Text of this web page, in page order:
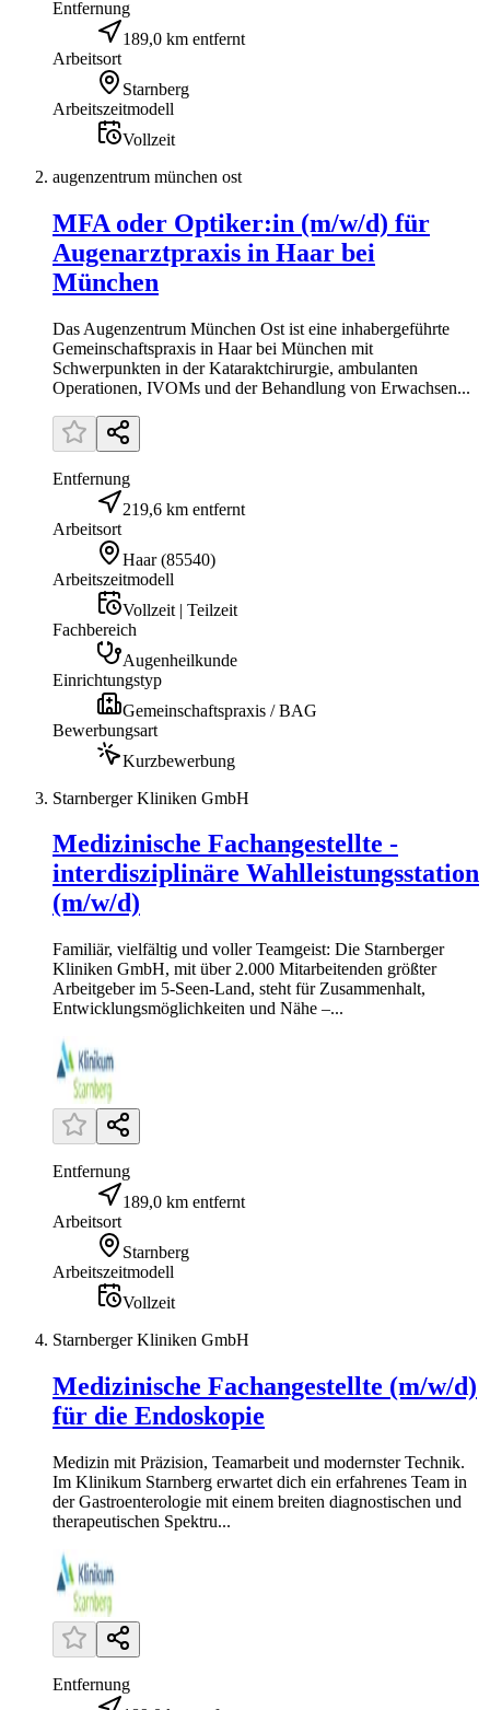
Entfernung
189,0 km entfernt
Arbeitsort
Starnberg
Arbeitszeitmodell
Vollzeit
augenzentrum münchen ost
MFA oder Optiker:in (m/w/d) für
Augenarztpraxis in Haar bei
München
Das Augenzentrum München Ost ist eine inhabergeführte
Gemeinschaftspraxis in Haar bei München mit
Schwerpunkten in der Kataraktchirurgie, ambulanten
Operationen, IVOMs und der Behandlung von Erwachsen...
Entfernung
219,6 km entfernt
Arbeitsort
Haar (85540)
Arbeitszeitmodell
Vollzeit | Teilzeit
Fachbereich
Augenheilkunde
Einrichtungstyp
Gemeinschaftspraxis / BAG
Bewerbungsart
Kurzbewerbung
Starnberger Kliniken GmbH
Medizinische Fachangestellte -
interdisziplinäre Wahlleistungsstation
(m/w/d)
Familiär, vielfältig und voller Teamgeist: Die Starnberger
Kliniken GmbH, mit über 2.000 Mitarbeitenden größter
Arbeitgeber im 5-Seen-Land, steht für Zusammenhalt,
Entwicklungsmöglichkeiten und Nähe –...
Entfernung
189,0 km entfernt
Arbeitsort
Starnberg
Arbeitszeitmodell
Vollzeit
Starnberger Kliniken GmbH
Medizinische Fachangestellte (m/w/d)
für die Endoskopie
Medizin mit Präzision, Teamarbeit und modernster Technik.
Im Klinikum Starnberg erwartet dich ein erfahrenes Team in
der Gastroenterologie mit einem breiten diagnostischen und
therapeutischen Spektru...
Entfernung